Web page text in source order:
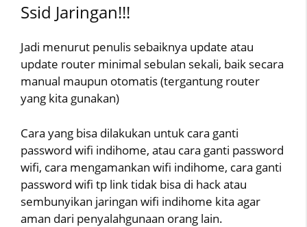
Ssid Jaringan!!!
Jadi menurut penulis sebaiknya update atau
update router minimal sebulan sekali, baik secara
manual maupun otomatis (tergantung router
yang kita gunakan)
Cara yang bisa dilakukan untuk cara ganti
password wifi indihome, atau cara ganti password
wifi, cara mengamankan wifi indihome, cara ganti
password wifi tp link tidak bisa di hack atau
sembunyikan jaringan wifi indihome kita agar
aman dari penyalahgunaan orang lain.